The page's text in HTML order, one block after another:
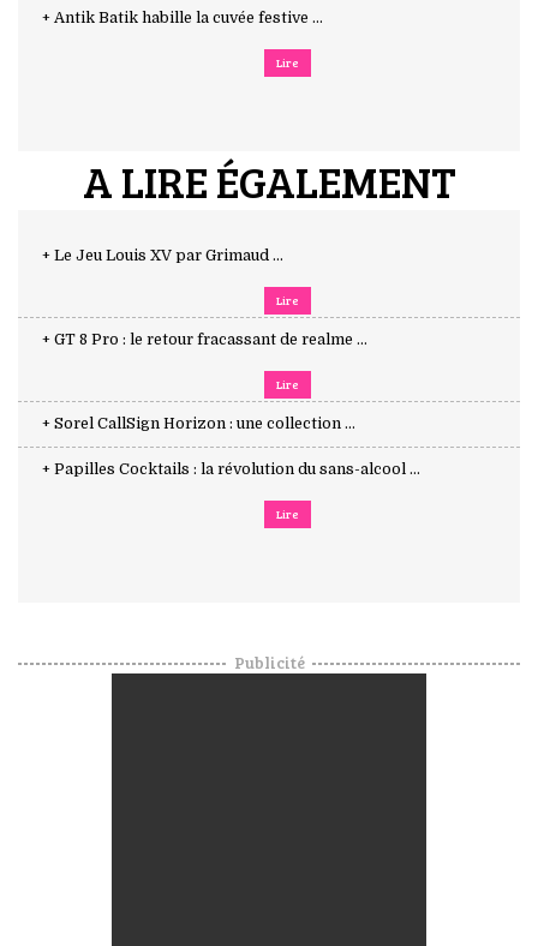
+ Antik Batik habille la cuvée festive ...
Lire
A LIRE ÉGALEMENT
+ Le Jeu Louis XV par Grimaud ...
Lire
+ GT 8 Pro : le retour fracassant de realme ...
Lire
+ Sorel CallSign Horizon : une collection ...
+ Papilles Cocktails : la révolution du sans-alcool ...
Lire
Publicité